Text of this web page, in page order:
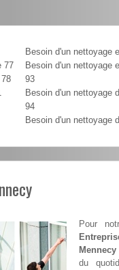
77
Besoin d'un nettoyage
Besoin d'un nettoyage
93
Besoin d'un nettoyage
94
Besoin d'un nettoyage
Pour
Mennecy
du